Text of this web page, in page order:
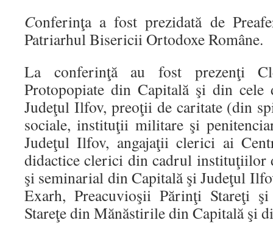
Conferinţa a fost prezidată de
Patriarhul Bisericii Ortodoxe Române.
La conferinţă au fost prezenţi
Protopopiate din Capitală şi din cele
Judeţul Ilfov, preoţii de caritate (din
sociale, instituţii militare şi
Judeţul Ilfov, angajaţii clerici ai
didactice clerici din cadrul instituţiilor
şi seminarial din Capitală şi Judeţul
Exarh, Preacuvioşii Părinţi Stareţi
Stareţe din Mănăstirile din Capitală şi